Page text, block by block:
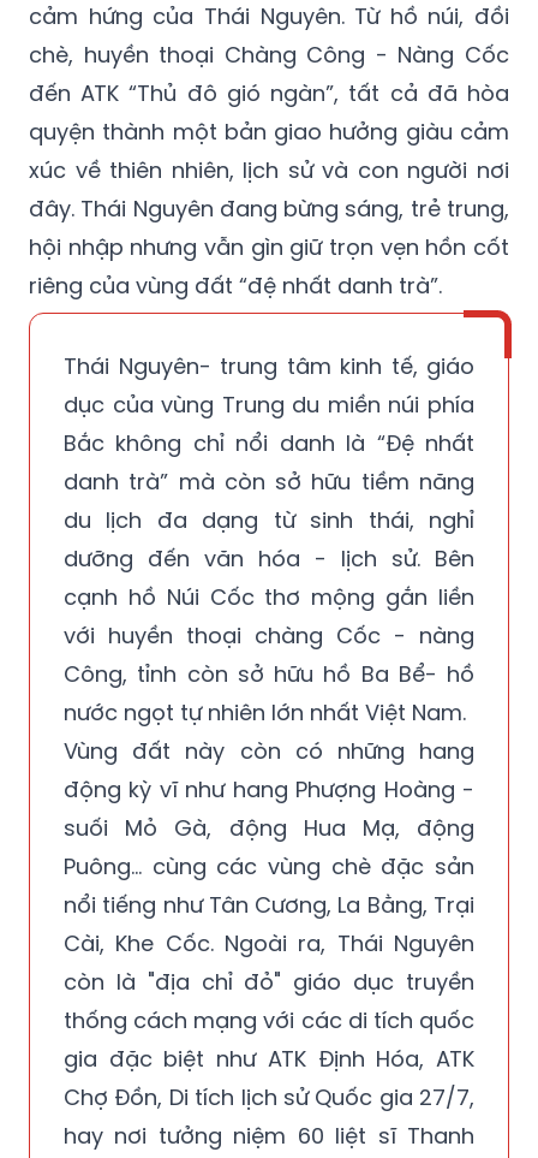
cảm hứng của Thái Nguyên. Từ hồ núi, đồi
chè, huyền thoại Chàng Công - Nàng Cốc
đến ATK “Thủ đô gió ngàn”, tất cả đã hòa
quyện thành một bản giao hưởng giàu cảm
xúc về thiên nhiên, lịch sử và con người nơi
đây. Thái Nguyên đang bừng sáng, trẻ trung,
hội nhập nhưng vẫn gìn giữ trọn vẹn hồn cốt
riêng của vùng đất “đệ nhất danh trà”.
Thái Nguyên- trung tâm kinh tế, giáo
dục của vùng Trung du miền núi phía
Bắc không chỉ nổi danh là “Đệ nhất
danh trà” mà còn sở hữu tiềm năng
du lịch đa dạng từ sinh thái, nghỉ
dưỡng đến văn hóa - lịch sử. Bên
cạnh hồ Núi Cốc thơ mộng gắn liền
với huyền thoại chàng Cốc - nàng
Công, tỉnh còn sở hữu hồ Ba Bể- hồ
nước ngọt tự nhiên lớn nhất Việt Nam.
Vùng đất này còn có những hang
động kỳ vĩ như hang Phượng Hoàng -
suối Mỏ Gà, động Hua Mạ, động
Puông… cùng các vùng chè đặc sản
nổi tiếng như Tân Cương, La Bằng, Trại
Cài, Khe Cốc. Ngoài ra, Thái Nguyên
còn là "địa chỉ đỏ" giáo dục truyền
thống cách mạng với các di tích quốc
gia đặc biệt như ATK Định Hóa, ATK
Chợ Đồn, Di tích lịch sử Quốc gia 27/7,
hay nơi tưởng niệm 60 liệt sĩ Thanh